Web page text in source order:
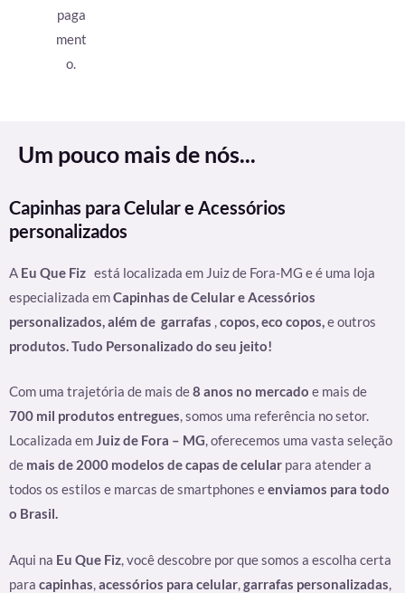
paga
ment
o.
Um pouco mais de nós...
Capinhas para Celular e Acessórios
personalizados
A Eu Que Fiz está localizada em Juiz de Fora-MG e é uma loja
especializada emCapinhas de Celular e Acessórios
personalizados, além de garrafas ,copos, eco copos,e outros
produtos. Tudo Personalizado do seu jeito!
Com uma trajetória de mais de8 anos no mercado e mais de
700 mil produtos entregues, somos uma referência no setor.
Localizada emJuiz de Fora – MG, oferecemos uma vasta seleção
de mais de 2000 modelos de capas de celular para atender a
todos os estilos e marcas de smartphones eenviamos para todo
o Brasil.
Aqui na Eu Que Fiz, você descobre por que somos a escolha certa
para capinhas,acessórios para celular,garrafas personalizadas,